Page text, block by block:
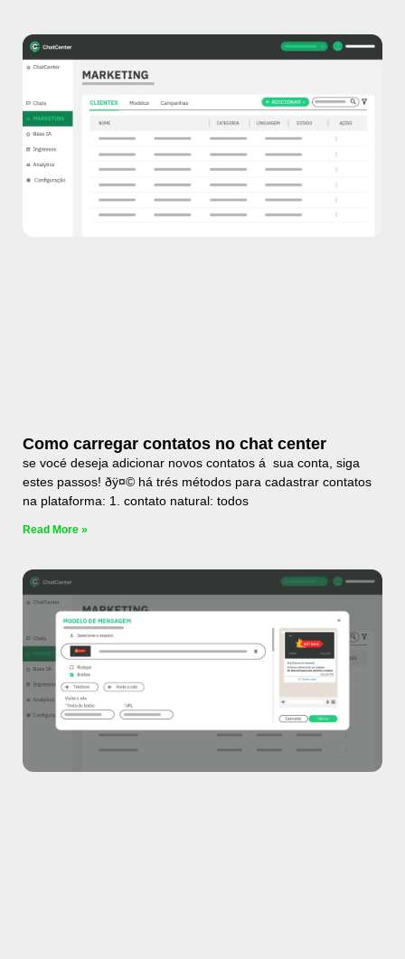
Como carregar contatos no chat center
se vocé deseja adicionar novos contatos á sua conta, siga
estes passos! ðÿ¤© há trés métodos para cadastrar contatos
na plataforma: 1. contato natural: todos
Read More »